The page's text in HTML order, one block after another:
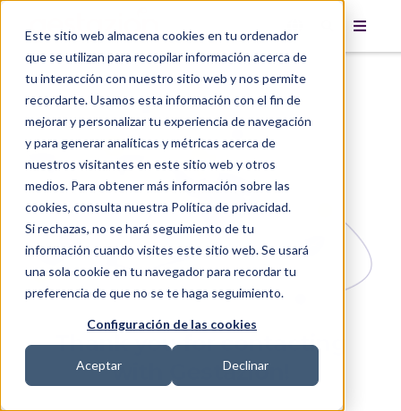
Este sitio web almacena cookies en tu ordenador
que se utilizan para recopilar información acerca de
tu interacción con nuestro sitio web y nos permite
recordarte. Usamos esta información con el fin de
mejorar y personalizar tu experiencia de navegación
y para generar analíticas y métricas acerca de
nuestros visitantes en este sitio web y otros
medios. Para obtener más información sobre las
cookies, consulta nuestra Política de privacidad.
Si rechazas, no se hará seguimiento de tu
información cuando visites este sitio web. Se usará
una sola cookie en tu navegador para recordar tu
preferencia de que no se te haga seguimiento.
Configuración de las cookies
Aceptar Declinar
Thank you for contacting
with Gestazión!